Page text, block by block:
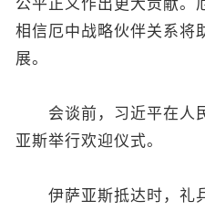
公平正义作出更大贡献。
相信厄中战略伙伴关系将
展。
会谈前，习近平在人
亚斯举行欢迎仪式。
伊萨亚斯抵达时，礼